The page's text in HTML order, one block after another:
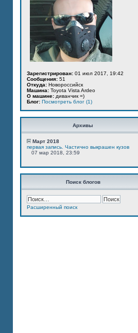
Зарегистрирован: 01 июл 2017, 19:42
Сообщения: 51
Откуда: Новороссийск
Машина: Toyota Vista Ardeo
О машине: диванчик =)
Блог: Посмотреть блог (1)
Архивы
Март 2018
первая запись. Частично выкрашен кузов
07 мар 2018, 23:59
Поиск блогов
Расширенный поиск